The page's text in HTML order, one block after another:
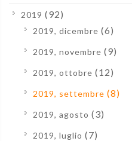
2019 (92)
2019, dicembre (6)
2019, novembre (9)
2019, ottobre (12)
2019, settembre (8)
2019, agosto (3)
2019, luglio (7)